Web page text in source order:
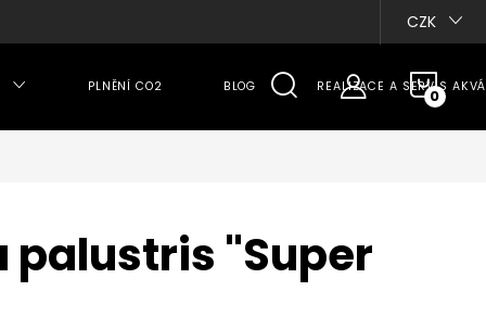
CZK
PLNĚNÍ CO2 BLOG REALIZACE A SERVIS
palustris "Super